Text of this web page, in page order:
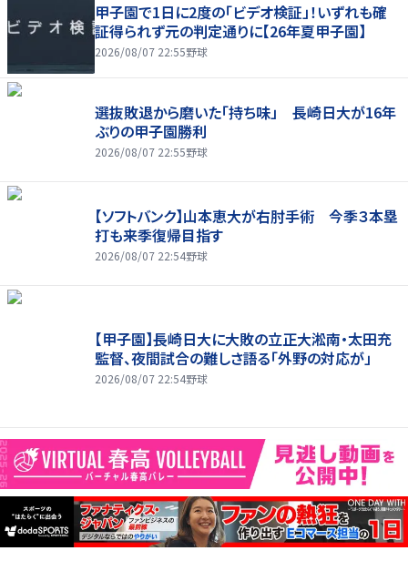
甲子園で1日に2度の「ビデオ検証」！いずれも確
証得られず元の判定通りに【26年夏甲子園】
2026/08/07 22:55野球
選抜敗退から磨いた「持ち味」 長崎日大が16年
ぶりの甲子園勝利
2026/08/07 22:55野球
【ソフトバンク】山本恵大が右肘手術 今季３本塁
打も来季復帰目指す
2026/08/07 22:54野球
【甲子園】長崎日大に大敗の立正大淞南・太田充
監督、夜間試合の難しさ語る「外野の対応が」
2026/08/07 22:54野球